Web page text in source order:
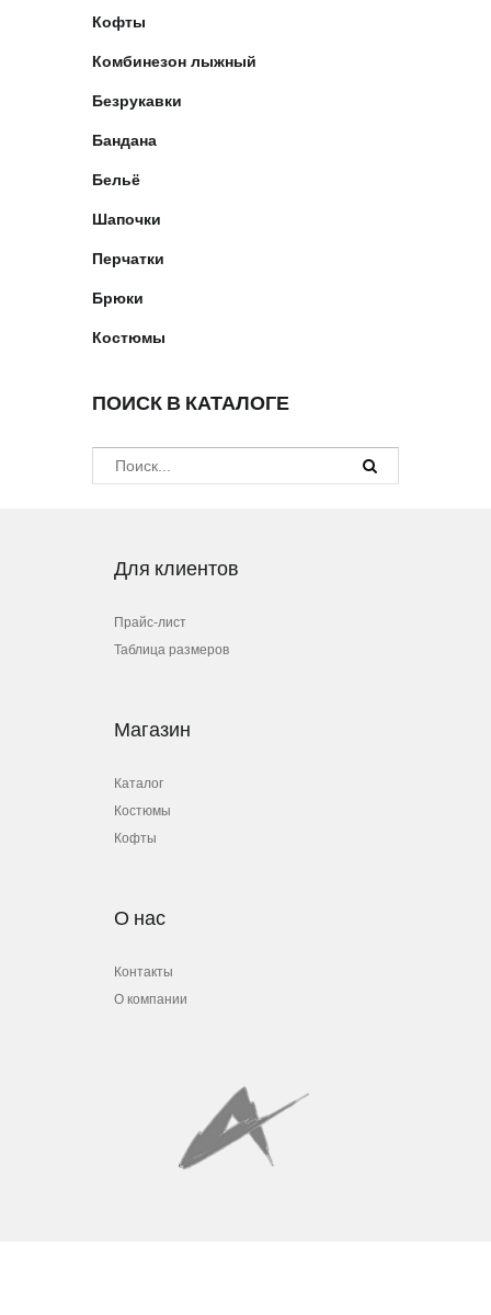
Кофты
Комбинезон лыжный
Безрукавки
Бандана
Бельё
Шапочки
Перчатки
Брюки
Костюмы
ПОИСК В КАТАЛОГЕ
Для клиентов
Прайс-лист
Таблица размеров
Магазин
Каталог
Костюмы
Кофты
О нас
Контакты
О компании